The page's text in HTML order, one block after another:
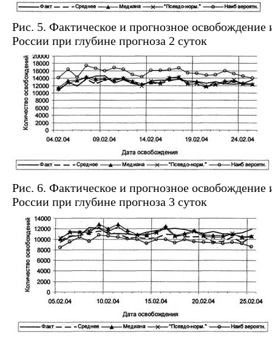
Рис. 5. Фактическое и прогнозное освобождение
России при глубине прогноза 2 суток
Рис. 6. Фактическое и прогнозное освобождение
России при глубине прогноза 3 суток